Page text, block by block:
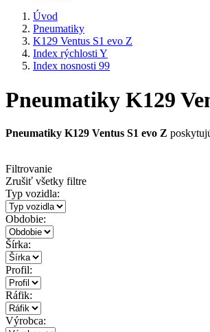
Úvod
Pneumatiky
K129 Ventus S1 evo Z
Index rýchlosti Y
Index nosnosti 99
Pneumatiky K129
Pneumatiky K129 Ventus S1 evo Z
Filtrovanie
Zrušiť všetky filtre
Typ vozidla:
Obdobie:
Šírka:
Profil:
Ráfik:
Výrobca: